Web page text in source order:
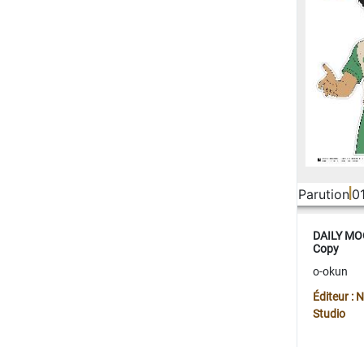
Parution
DAILY
Copy
o-okun
Éditeur :
Studio